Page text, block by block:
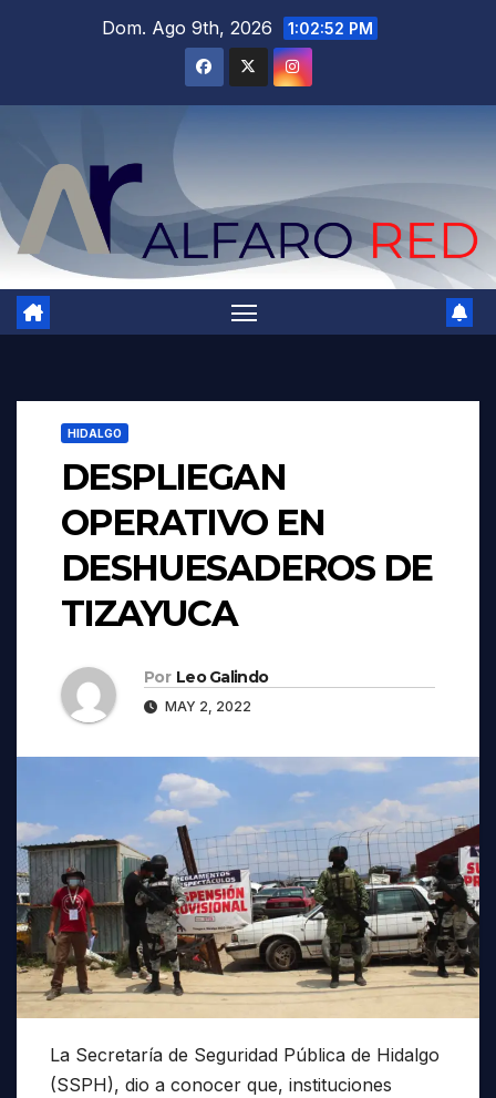
Dom. Ago 9th, 2026 1:02:54 PM
HIDALGO
DESPLIEGAN
OPERATIVO EN
DESHUESADEROS DE
TIZAYUCA
Por Leo Galindo
MAY 2, 2022
La Secretaría de Seguridad Pública de Hidalgo
(SSPH), dio a conocer que, instituciones